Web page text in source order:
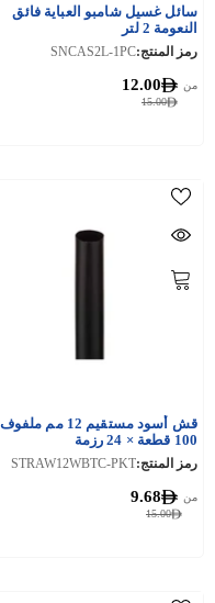
سائل غسيل شامبو العباية فائق
النعومة 2 لتر
رمز المنتج:SNCAS2L-1PC
15.00
من 12.00
قش أسود مستقيم 12 مم ملفوف
100 قطعة × 24 رزمة
رمز المنتج:STRAW12WBTC-PKT
15.00
من 9.68